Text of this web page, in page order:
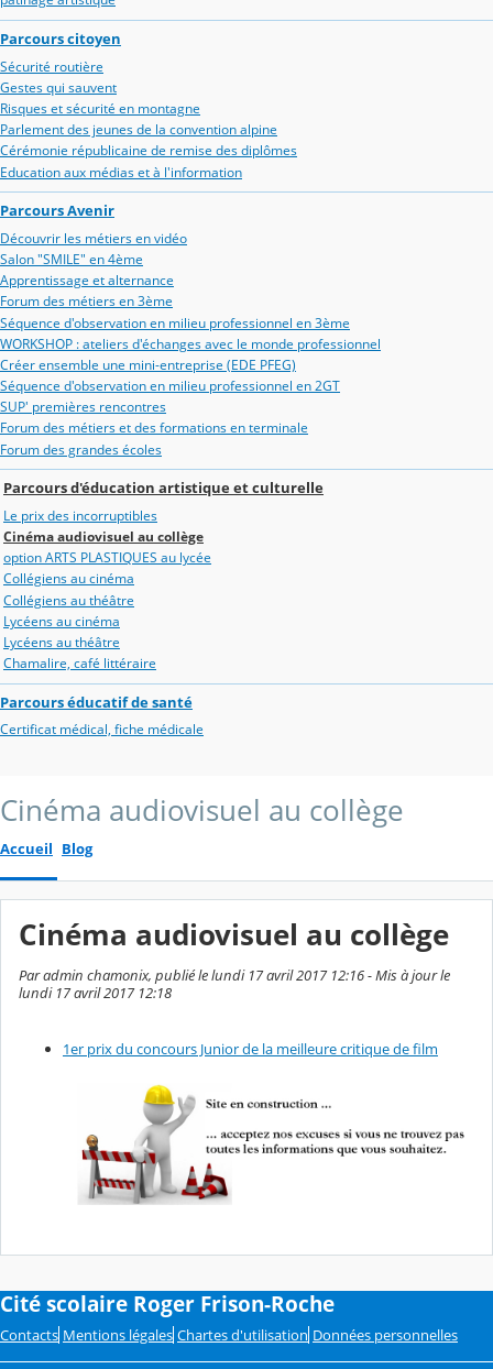
Parcours citoyen
Sécurité routière
Gestes qui sauvent
Risques et sécurité en montagne
Parlement des jeunes de la convention alpine
Cérémonie républicaine de remise des diplômes
Education aux médias et à l'information
Parcours Avenir
Découvrir les métiers en vidéo
Salon "SMILE" en 4ème
Apprentissage et alternance
Forum des métiers en 3ème
Séquence d'observation en milieu professionnel en 3ème
WORKSHOP : ateliers d'échanges avec le monde professionnel
Créer ensemble une mini-entreprise (EDE PFEG)
Séquence d'observation en milieu professionnel en 2GT
SUP' premières rencontres
Forum des métiers et des formations en terminale
Forum des grandes écoles
Parcours d'éducation artistique et culturelle
Le prix des incorruptibles
Cinéma audiovisuel au collège
option ARTS PLASTIQUES au lycée
Collégiens au cinéma
Collégiens au théâtre
Lycéens au cinéma
Lycéens au théâtre
Chamalire, café littéraire
Parcours éducatif de santé
Certificat médical, fiche médicale
Cinéma audiovisuel au collège
Accueil Blog
Cinéma audiovisuel au collège
Par admin chamonix, publié le lundi 17 avril 2017 12:16 - Mis à jour le
lundi 17 avril 2017 12:18
1er prix du concours Junior de la meilleure critique de film
Cité scolaire Roger Frison-Roche
Contacts Mentions légales Chartes d'utilisation Données personnelles